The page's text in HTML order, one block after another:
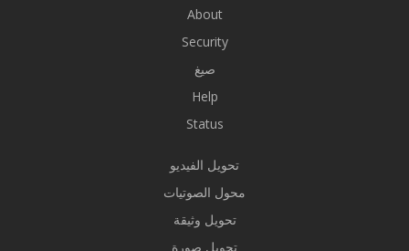
About
Security
صيغ
Help
Status
تحويل الفيديو
محول الصوتيات
تحويل وثيقة
تحويل صورة